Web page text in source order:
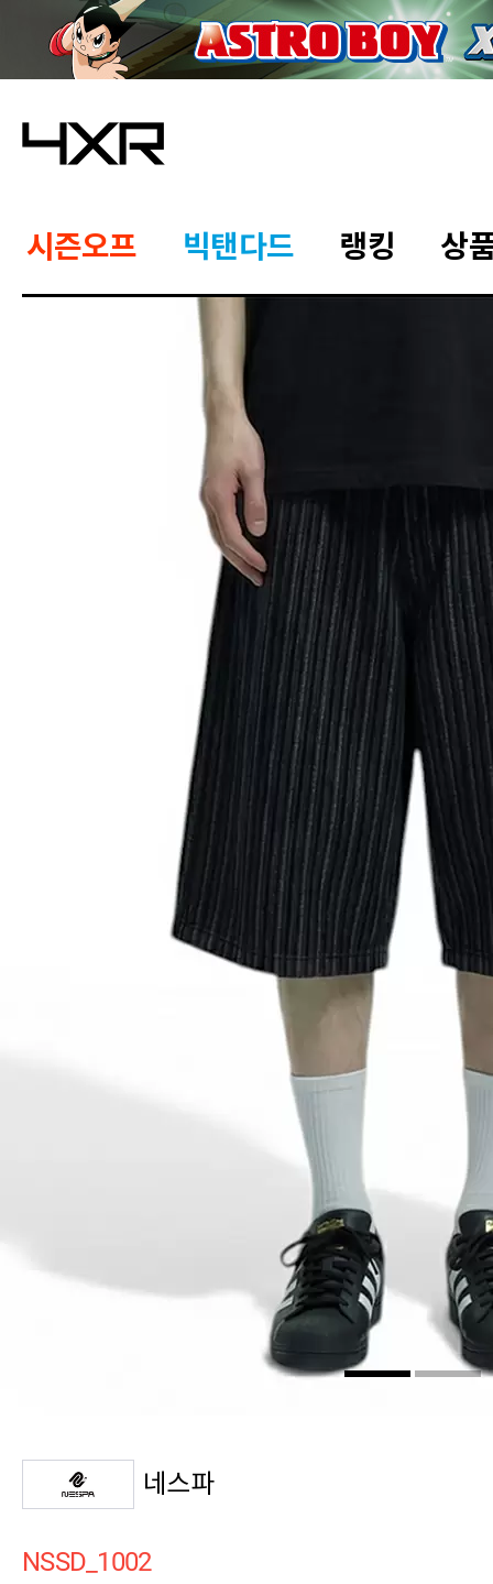
시즌오프 빅탠다드 랭킹 상
네스파
NSSD_1002